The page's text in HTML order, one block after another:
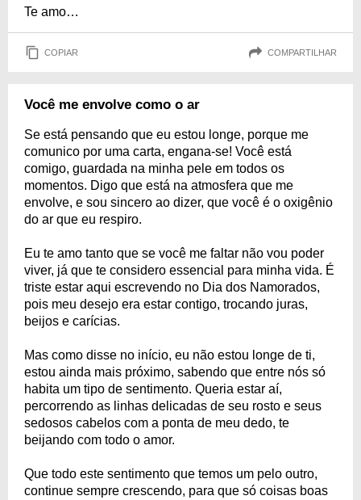
Te amo…
COPIAR COMPARTILHAR
Você me envolve como o ar
Se está pensando que eu estou longe, porque me
comunico por uma carta, engana-se! Você está
comigo, guardada na minha pele em todos os
momentos. Digo que está na atmosfera que me
envolve, e sou sincero ao dizer, que você é o oxigênio
do ar que eu respiro.
Eu te amo tanto que se você me faltar não vou poder
viver, já que te considero essencial para minha vida. É
triste estar aqui escrevendo no Dia dos Namorados,
pois meu desejo era estar contigo, trocando juras,
beijos e carícias.
Mas como disse no início, eu não estou longe de ti,
estou ainda mais próximo, sabendo que entre nós só
habita um tipo de sentimento. Queria estar aí,
percorrendo as linhas delicadas de seu rosto e seus
sedosos cabelos com a ponta de meu dedo, te
beijando com todo o amor.
Que todo este sentimento que temos um pelo outro,
continue sempre crescendo, para que só coisas boas